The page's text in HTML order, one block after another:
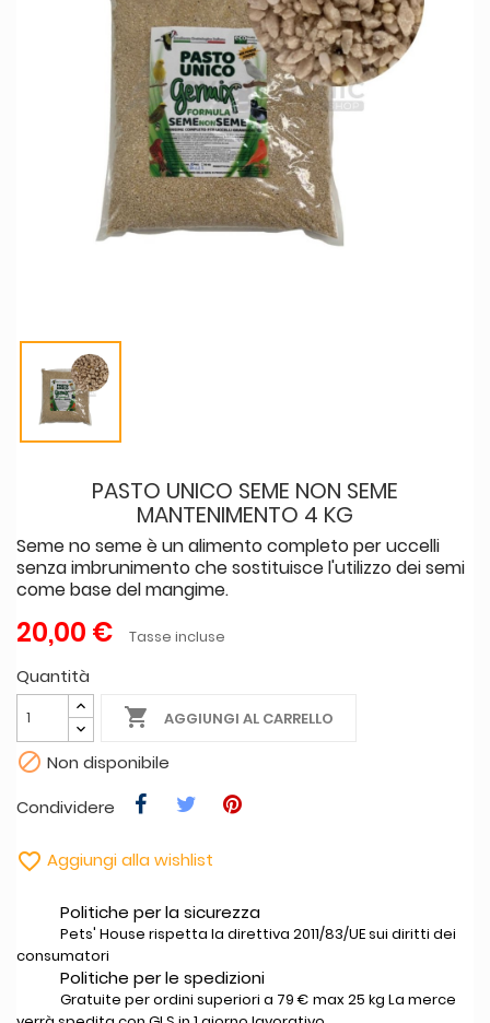
PASTO UNICO SEME NON SEME
MANTENIMENTO 4 KG
Seme no seme è un alimento completo per uccelli
senza imbrunimento che sostituisce l'utilizzo dei semi
come base del mangime.
20,00 € Tasse incluse
Quantità
 AGGIUNGI AL CARRELLO
 Non disponibile
Condividere
 Aggiungi alla wishlist
Politiche per la sicurezza
Pets' House rispetta la direttiva 2011/83/UE sui diritti dei
consumatori
Politiche per le spedizioni
Gratuite per ordini superiori a 79 € max 25 kg La merce